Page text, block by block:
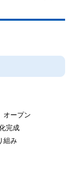
オープン
完成
組み